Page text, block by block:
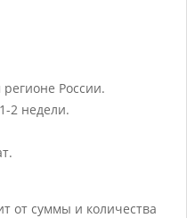
России.
2 недели.
от суммы и количества